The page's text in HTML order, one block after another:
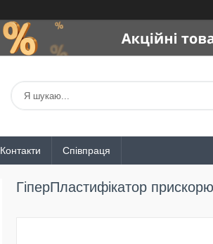
Контакти Співпраця
ГіперПластифікатор